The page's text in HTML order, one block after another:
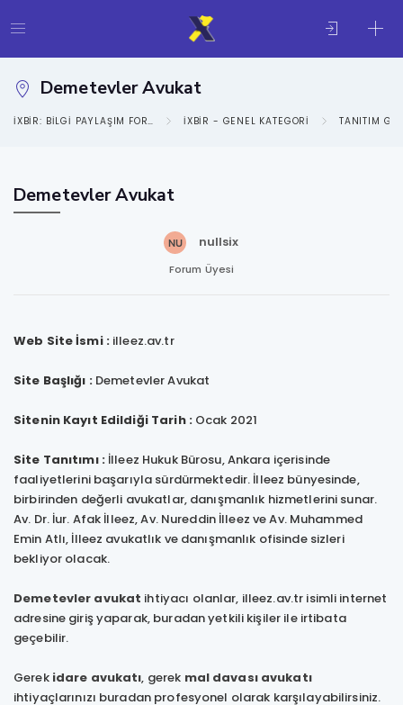
Demetevler Avukat
IXBIR: BILGI PAYLAŞIM FORUMU IXBIR - GENEL KATEGORI TANITIM
Demetevler Avukat
nullsix
Forum Üyesi
Web Site İsmi :illeez.av.tr
Site Başlığı :Demetevler Avukat
Sitenin Kayıt Edildiği Tarih :Ocak 2021
Site Tanıtımı : İlleez Hukuk Bürosu, Ankara içerisinde
faaliyetlerini başarıyla sürdürmektedir. İlleez bünyesinde,
birbirinden değerli avukatlar, danışmanlık hizmetlerini sunar.
Av. Dr. İur. Afak İlleez, Av. Nureddin İlleez ve Av. Muhammed
Emin Atlı, İlleez avukatlık ve danışmanlık ofisinde sizleri
bekliyor olacak.
Demetevler avukat ihtiyacı olanlar, illeez.av.tr isimli internet
adresine giriş yaparak, buradan yetkili kişiler ile irtibata
geçebilir.
Gerek idare avukatı, gerek mal davası avukatı
ihtiyaçlarınızı buradan profesyonel olarak karşılayabilirsiniz.